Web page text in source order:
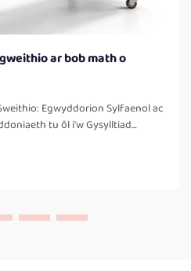
ar bob math o
Egwyddorion Sylfaenol ac
tu ôl i'w Gysylltiad
yn gweithio trwy greu
lechu a chyfuno materion